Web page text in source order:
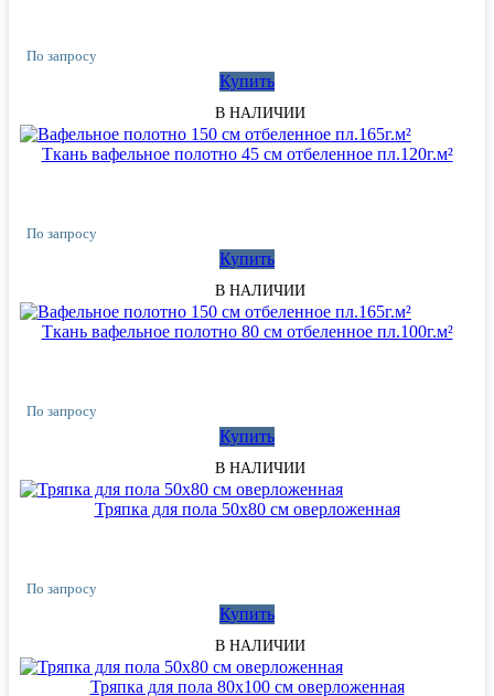
По запросу
Купить
В НАЛИЧИИ
Ткань вафельное полотно 45 см отбеленное пл.120г.м²
По запросу
Купить
В НАЛИЧИИ
Ткань вафельное полотно 80 см отбеленное пл.100г.м²
По запросу
Купить
В НАЛИЧИИ
Тряпка для пола 50х80 см оверложенная
По запросу
Купить
В НАЛИЧИИ
Тряпка для пола 80х100 см оверложенная